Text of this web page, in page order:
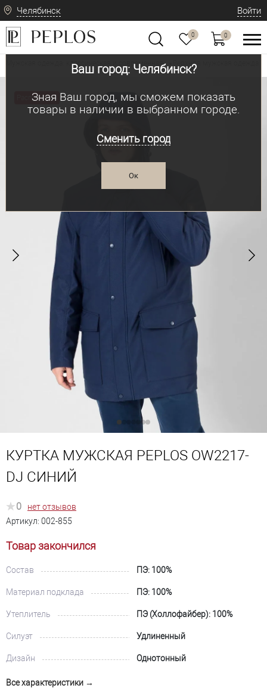
Челябинск
Ваш город: Челябинск?
Зная Ваш город, мы сможем показать
товары в наличии в выбранном городе.
Сменить город
Ок
Войти
0 0
Мужская одежда: классическая и современная Верхняя мужская одежда
Распродажа
КУРТКА МУЖСКАЯ PEPLOS OW2217-
DJ СИНИЙ
0
нет отзывов
Артикул: 002-855
Товар закончился
Состав ПЭ: 100%
Материал подклада ПЭ: 100%
Утеплитель ПЭ (Холлофайбер): 100%
Силуэт Удлиненный
Дизайн Однотонный
Все характеристики →